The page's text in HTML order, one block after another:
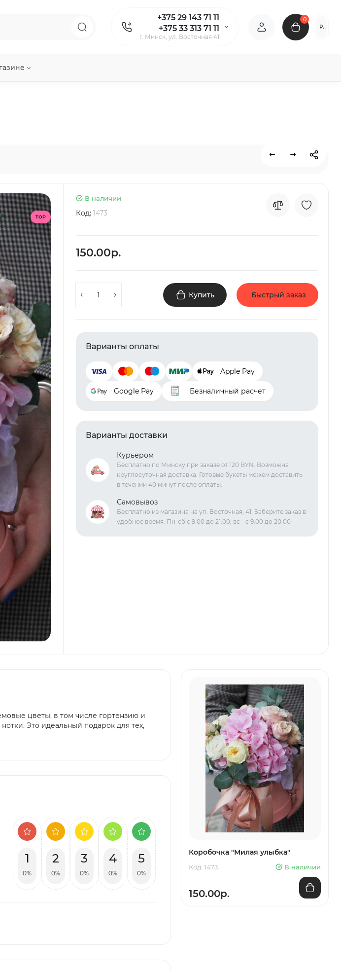
+375 29 143 71 11
+375 33 313 71 11
г. Минск, ул. Восточная 41
0
Р.
TOP
В наличии
Код: 1473
150.00р.
Купить Быстрый заказ
Варианты оплаты
Apple Pay
Google Pay Безналичный расчет
Варианты доставки
Курьером
Бесплатно по Минску при заказе от 120 BYN. Возможна
круглосуточная доставка. Готовые букеты можем доставить
в течении 40 минут после оплаты.
Самовывоз
Бесплатно из магазина на ул. Восточная, 41. Заберите заказ в
удобное время. Пн-сб с 9:00 до 21:00, вс - с 9:00 до 20:00
цветы, в том числе гортензию и
Это идеальный подарок для тех,
1
0%
2
0%
3
0%
4
0%
5
0%
Коробочка "Милая улыбка"
Код: 1473 В наличии
150.00р.